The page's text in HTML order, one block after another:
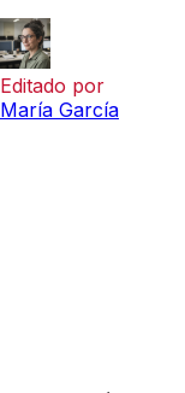
Editado por
María García